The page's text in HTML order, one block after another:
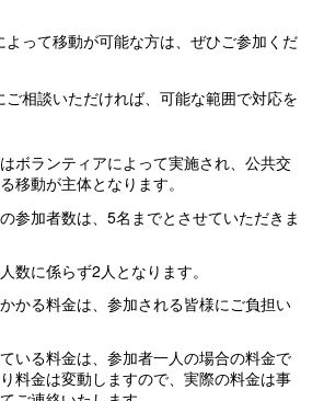
よって移動が可能な方は、ぜひご参加くだ
相談いただければ、可能な範囲で対応を
ボランティアによって実施され、公共交
移動が主体となります。
参加者数は、5名までとさせていただきま
数に係らず2人となります。
かる料金は、参加される皆様にご負担い
いる料金は、参加者一人の場合の料金で
料金は変動しますので、実際の料金は事